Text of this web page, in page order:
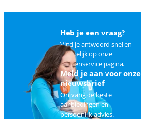
Heb je een vraag?
Vind je antwoord snel en
makkelijk oponze
klantenservice pagina.
Meld je aan voor onze
nieuwsbrief
Ontvang de beste
aanbiedingen en
persoonlijk advies.